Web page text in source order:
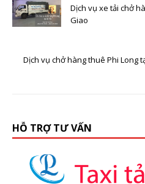
Dịch vụ xe tải chở
Giao
Dịch vụ chở hàng thuê Phi Long
HỖ TRỢ TƯ VẤN